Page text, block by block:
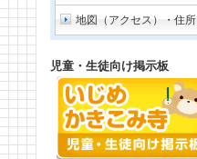
地図（アクセス）・住所
児童・生徒向け掲示板